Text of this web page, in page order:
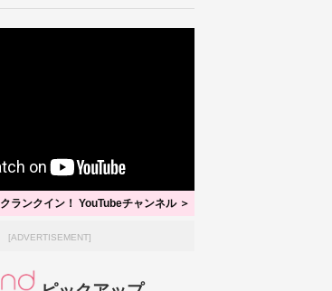
クランクイン！ YouTubeチャンネル ＞
[ADVERTISEMENT]